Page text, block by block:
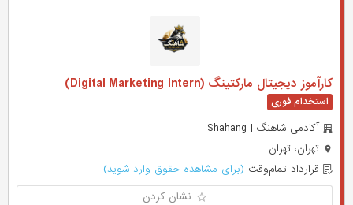
کارآموز دیجیتال مارکتینگ (Digital Marketing Intern)
آکادمی شاهنگ | Shahang
تهران، تهران
قرارداد تمام‌وقت (برای مشاهده حقوق وارد شوید)
نشان کردن